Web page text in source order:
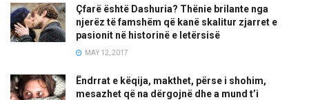
Çfarë është Dashuria? Thënie brilante nga
njerëz të famshëm që kanë skalitur zjarret e
pasionit në historinë e letërsisë
MAY 12, 2017
Ëndrrat e këqija, makthet, përse i shohim,
mesazhet që na dërgojnë dhe a mund t’i